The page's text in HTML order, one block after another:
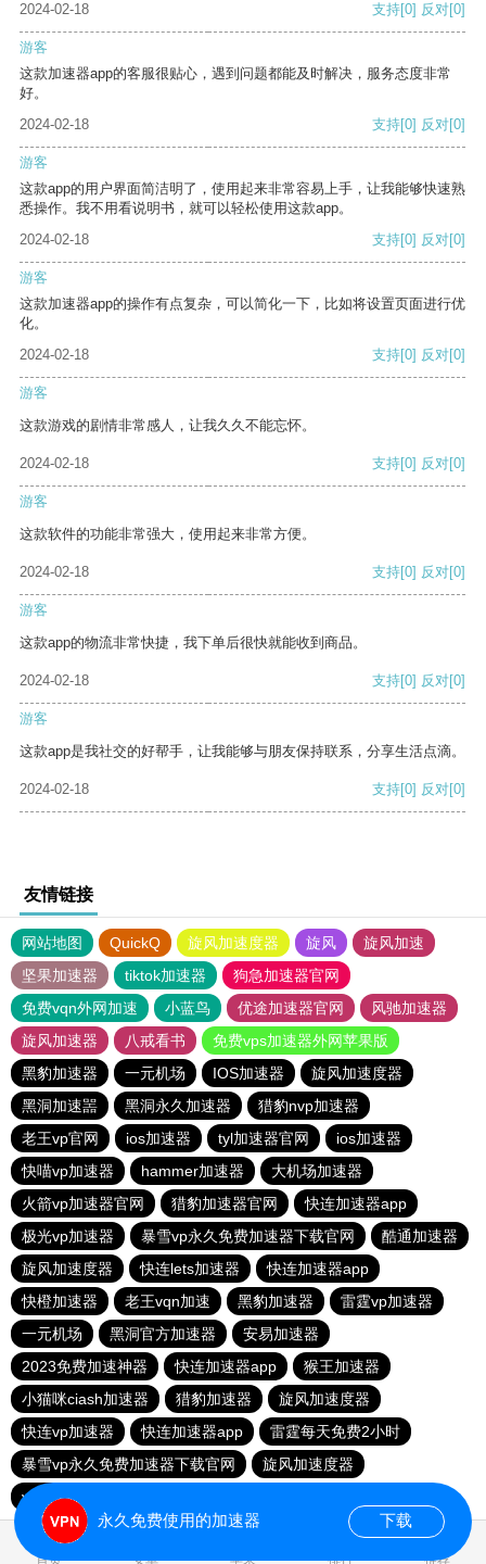
2024-02-18 支持[0] 反对[0]
游客
这款加速器app的客服很贴心，遇到问题都能及时解决，服务态度非常
好。
2024-02-18
支持[0] 反对[0]
游客
这款app的用户界面简洁明了，使用起来非常容易上手，让我能够快速熟
悉操作。我不用看说明书，就可以轻松使用这款app。
2024-02-18
支持[0] 反对[0]
游客
这款加速器app的操作有点复杂，可以简化一下，比如将设置页面进行优
化。
2024-02-18
支持[0] 反对[0]
游客
这款游戏的剧情非常感人，让我久久不能忘怀。
2024-02-18 支持[0] 反对[0]
游客
这款软件的功能非常强大，使用起来非常方便。
2024-02-18 支持[0] 反对[0]
游客
这款app的物流非常快捷，我下单后很快就能收到商品。
2024-02-18 支持[0] 反对[0]
游客
这款app是我社交的好帮手，让我能够与朋友保持联系，分享生活点滴。
2024-02-18 支持[0] 反对[0]
友情链接
网站地图 QuickQ 旋风加速度器 旋风
旋风加速
坚果加速器
tiktok加速器
狗急加速器官网
免费vqn外网加速
小蓝鸟 优途加速器官网
风驰加速器
旋风加速器
八戒看书
免费vps加速器外网苹果版
黑豹加速器
一元机场 IOS加速器
旋风加速度器
黑洞加速噐
黑洞永久加速器
猎豹nvp加速器
老王vp官网
ios加速器 tyl加速器官网
ios加速器
快喵vp加速器
hammer加速器
大机场加速器
火箭vp加速器官网
猎豹加速器官网
快连加速器app
极光vp加速器
暴雪vp永久免费加速器下载官网
酷通加速器
旋风加速度器
快连lets加速器
快连加速器app
快橙加速器
老王vqn加速 黑豹加速器
雷霆vp加速器
一元机场
黑洞官方加速器
安易加速器
2023免费加速神器
快连加速器app
猴王加速器
小猫咪ciash加速器
猎豹加速器
旋风加速度器
快连vp加速器
快连加速器app
雷霆每天免费2小时
暴雪vp永久免费加速器下载官网
旋风加速度器
vqn加速外网
首页 安卓 苹果 排行 推荐
永久免费使用的加速器 下载
1.300833s